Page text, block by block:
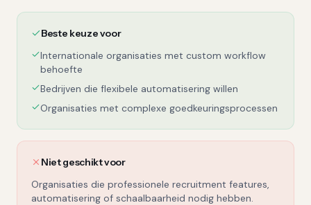
Beste keuze voor
Internationale organisaties met custom workflow
behoefte
Bedrijven die flexibele automatisering willen
Organisaties met complexe goedkeuringsprocessen
Niet geschikt voor
Organisaties die professionele recruitment features,
automatisering of schaalbaarheid nodig hebben.